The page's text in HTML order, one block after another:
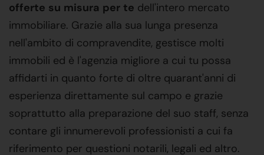
offerte su misura per te dell'intero mercato
immobiliare. Grazie alla sua lunga presenza
nell'ambito di compravendite, gestisce molti
immobili ed è l'agenzia migliore a cui tu possa
affidarti in quanto forte di oltre quarant'anni di
esperienza direttamente sul campo e grazie
soprattutto alla preparazione del suo staff, senza
contare gli innumerevoli professionisti a cui fa
riferimento per questioni notarili, legali ed altro.